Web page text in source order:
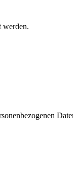
werden.